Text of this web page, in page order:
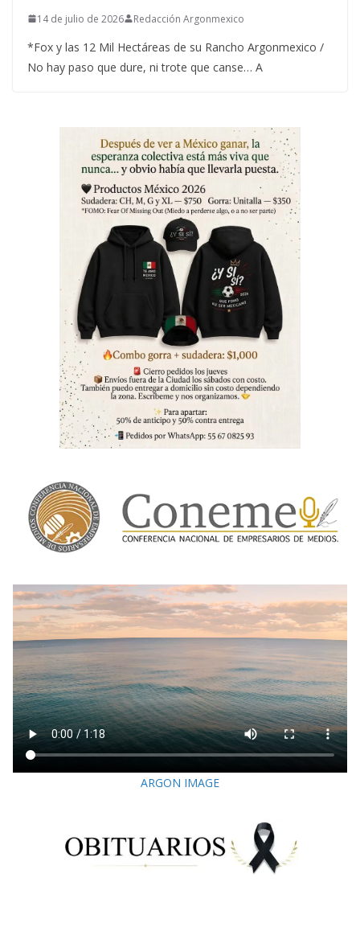
14 de julio de 2026 Redacción Argonmexico
*Fox y las 12 Mil Hectáreas de su Rancho Argonmexico /
No hay paso que dure, ni trote que canse… A
ARGON IMAGE